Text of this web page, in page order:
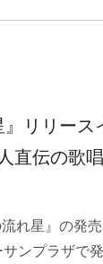
リリース
直伝の歌唱
れ星』の発売
ンプラザで